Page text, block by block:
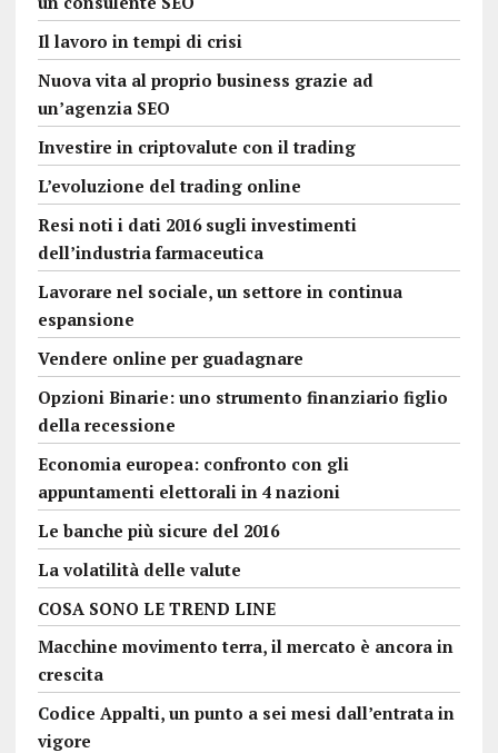
Il lavoro in tempi di crisi
Nuova vita al proprio business grazie ad
un’agenzia SEO
Investire in criptovalute con il trading
L’evoluzione del trading online
Resi noti i dati 2016 sugli investimenti
dell’industria farmaceutica
Lavorare nel sociale, un settore in continua
espansione
Vendere online per guadagnare
Opzioni Binarie: uno strumento finanziario figlio
della recessione
Economia europea: confronto con gli
appuntamenti elettorali in 4 nazioni
Le banche più sicure del 2016
La volatilità delle valute
COSA SONO LE TREND LINE
Macchine movimento terra, il mercato è ancora in
crescita
Codice Appalti, un punto a sei mesi dall’entrata in
vigore